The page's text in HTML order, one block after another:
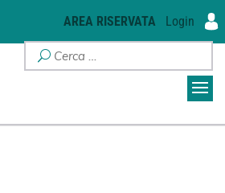
AREA RISERVATA Login